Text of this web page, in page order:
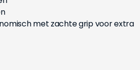
met zachte grip voor extra